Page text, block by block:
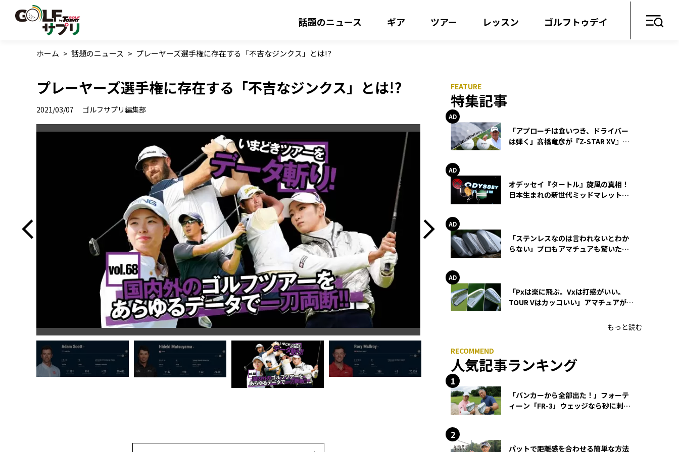
話題のニュース ギア ツアー レッスン ゴルフトゥデイ
ホーム > 話題のニュース > プレーヤーズ選手権に存在する「不吉なジンクス」とは!?
プレーヤーズ選手権に存在する「不吉なジンクス」とは!?
2021/03/07 ゴルフサプリ編集部 特集記事
「アプローチは食いつき、ドライバー
は弾く」髙橋竜彦が『Z-STAR XV』を
オデッセイ『タートル』旋風の真相！
日本生まれの新世代ミッドマレットが
「ステンレスなのは言われないとわか
らない」プロもアマチュアも驚いた
「Pxは楽に飛ぶ。Vxは打感がいい。
TOUR Vはカッコいい」アマチュアが選
もっと読む
人気記事ランキング
「バンカーから全部出た！」フォーテ
ィーン「FR-3」ウェッジなら砂に刺さ
パットで距離感を合わせる簡単な方法